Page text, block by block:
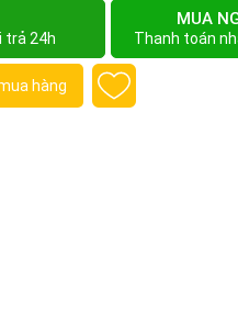
trả 24h
MUA
Thanh toán
hàng